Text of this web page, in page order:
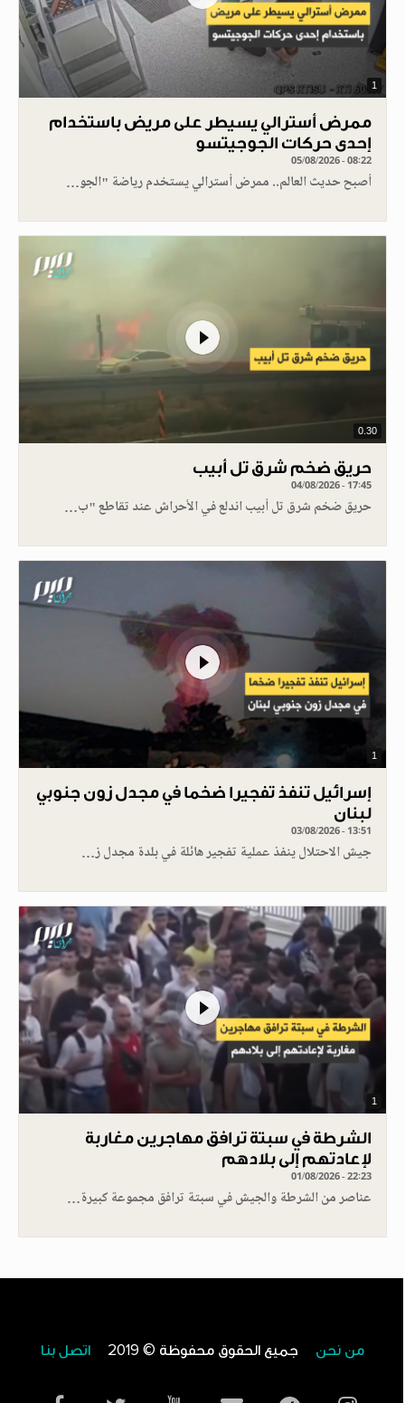
1
ممرض أسترالي يسيطر على مريض باستخدام
إحدى حركات الجوجيتسو
05/08/2026 - 08:22
أصبح حديث العالم.. ممرض أسترالي يستخدم رياضة "الجو…
0.30
حريق ضخم شرق تل أبيب
04/08/2026 - 17:45
حريق ضخم شرق تل أبيب اندلع في الأحراش عند تقاطع "ب…
1
إسرائيل تنفذ تفجيرا ضخما في مجدل زون جنوبي
لبنان
03/08/2026 - 13:51
جيش الاحتلال ينفذ عملية تفجير هائلة في بلدة مجدل ز…
1
الشرطة في سبتة ترافق مهاجرين مغاربة
لإعادتهم إلى بلادهم
01/08/2026 - 22:23
عناصر من الشرطة والجيش في سبتة ترافق مجموعة كبيرة…
من نحن جميع الحقوق محفوظة © 2019 اتصل بنا